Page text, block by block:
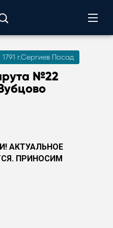
г.Сергиев Посад
№22
АКТУАЛЬНОЕ
ПРИНОСИМ